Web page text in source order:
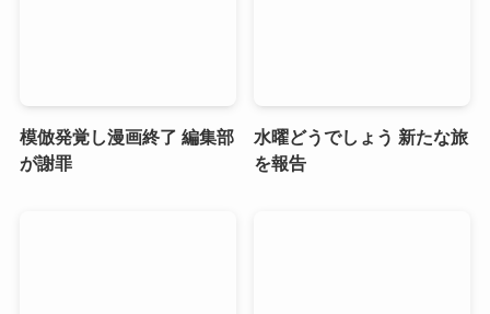
模倣発覚し漫画終了 編集部
が謝罪
水曜どうでしょう 新たな旅
を報告